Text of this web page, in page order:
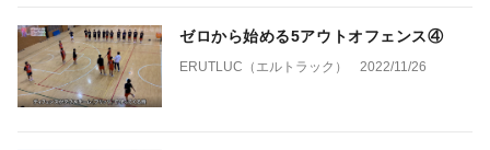
ゼロから始める5アウトオフェンス④
ERUTLUC（エルトラック） 2022/11/26